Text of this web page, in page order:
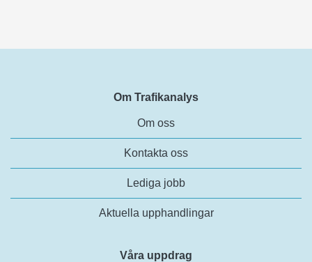
Om Trafikanalys
Om oss
Kontakta oss
Lediga jobb
Aktuella upphandlingar
Våra uppdrag